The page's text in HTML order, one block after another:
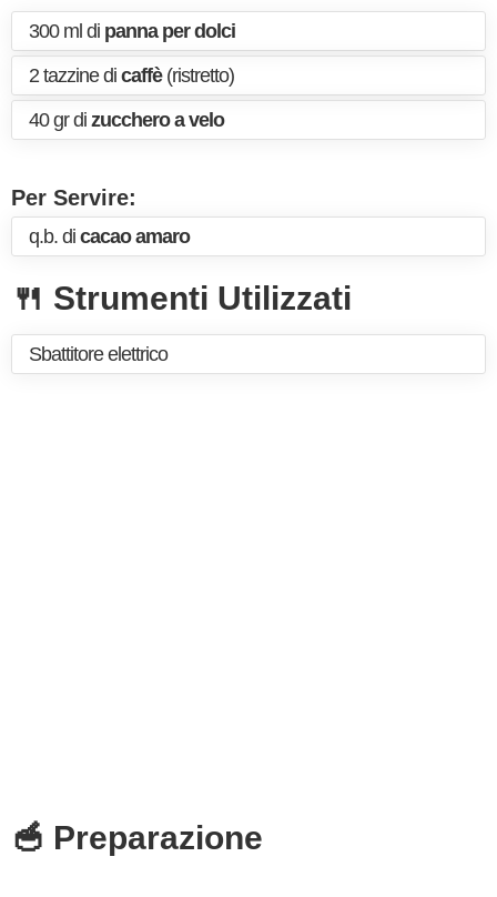
300 ml di panna per dolci
2 tazzine di caffè(ristretto)
40 gr di zucchero a velo
Per Servire:
q.b. di cacao amaro
🍴 Strumenti Utilizzati
Sbattitore elettrico
🥣 Preparazione